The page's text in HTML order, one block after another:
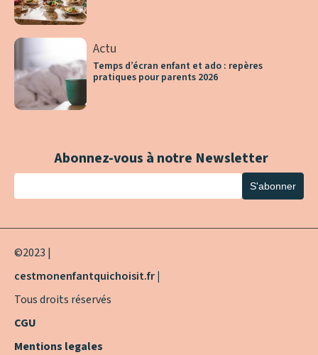
Actu
Temps d’écran enfant et ado : repères
pratiques pour parents 2026
Abonnez-vous à notre Newsletter
©2023 |
cestmonenfantquichoisit.fr |
Tous droits réservés
CGU
Mentions legales